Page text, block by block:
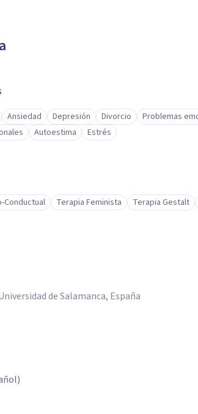
Ansiedad Depresión Divorcio Problemas
Autoestima Estrés
Conductual Terapia Feminista Terapia Gestalt
de Salamanca, España